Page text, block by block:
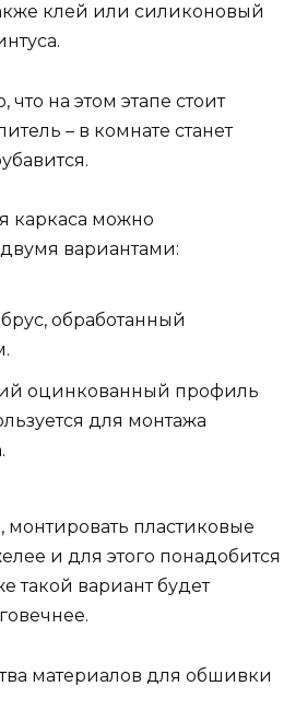
клей или силиконовый
на этом этапе стоит
– в комнате станет
каркаса можно
вариантами:
обработанный
оцинкованный профиль
для монтажа
монтировать пластиковые
и для этого понадобится
такой вариант будет
материалов для обшивки